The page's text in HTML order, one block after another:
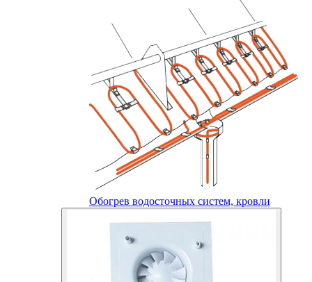
Обогрев водосточных систем, кровли